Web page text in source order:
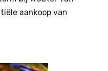
aankoop van